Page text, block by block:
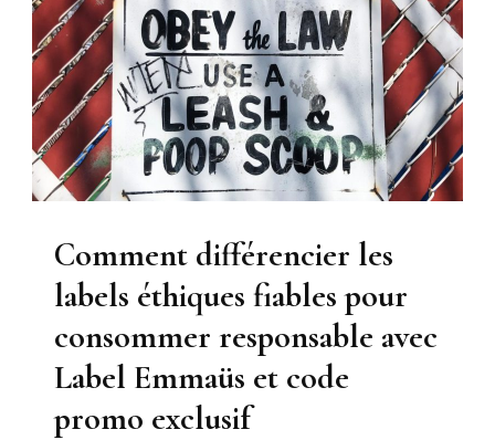
Comment différencier les
labels éthiques fiables pour
consommer responsable avec
Label Emmaüs et code
promo exclusif